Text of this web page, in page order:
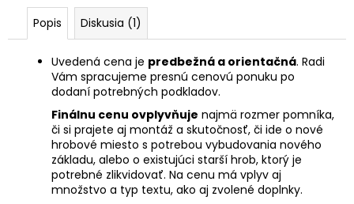
Popis Diskusia (1)
Uvedená cena je predbežná a orientačná. Radi
Vám spracujeme presnú cenovú ponuku po
dodaní potrebných podkladov.
Finálnu cenu ovplyvňuje najmä rozmer pomníka,
či si prajete aj montáž a skutočnosť, či ide o nové
hrobové miesto s potrebou vybudovania nového
základu, alebo o existujúci starší hrob, ktorý je
potrebné zlikvidovať. Na cenu má vplyv aj
množstvo a typ textu, ako aj zvolené doplnky.